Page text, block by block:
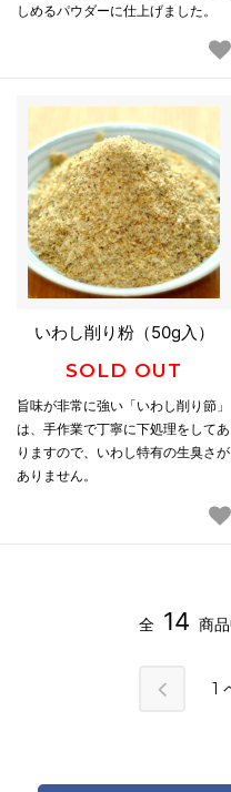
しめるパウダーに仕上げました。
いわし削り粉（50g入）
SOLD OUT
旨味が非常に強い「いわし削り節」
は、手作業で丁寧に下処理をしてあ
りますので、いわし特有の生臭さが
ありません。
全 14 商
1